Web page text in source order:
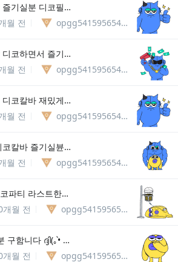
우당탕탕 칼바람 즐기실분 디코필슈
월 전 opgg541595654291
우당탕탕 칼바람 디코하면서 즐기실뷴 (՞៸៸›⩊‹៸៸՞)
월 전 opgg541595654291
한자리 남았는데 디코칼바 재밌게하실뷴 ദ്ദി(｡•̀ ᗜ<)
월 전 opgg541595654291
연휴 마지막날 디코칼바 즐기실뷴 ദ്ദി(｡•̀ ᗜ<)
월 전 opgg541595654291
즐거운 칼바람디코파티 라스트한분 모집 ദ്ദി(｡•̀ ᗜ<)
개월 전 opgg541595654291
칼바디코파티 2분 구함니다 ദ്ദി(｡•̀ ᗜ<)
개월 전 opgg541595654291